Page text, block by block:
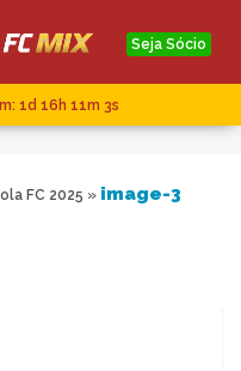
Seja Sócio
1d 16h 11m 2s
FC 2025 » image-3